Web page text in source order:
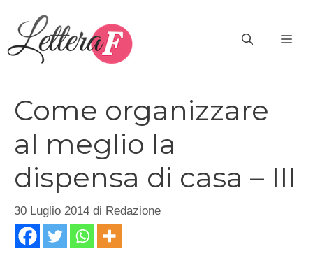
contenuto
Come organizzare
al meglio la
dispensa di casa – III
30 Luglio 2014 di Redazione